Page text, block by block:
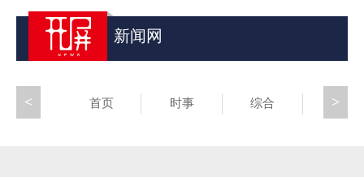
新闻网
首页 时事 综合 昆滇
>
<